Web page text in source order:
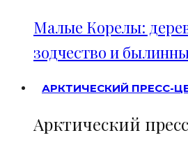
Малые Корелы:
зодчество и
АРКТИЧЕСКИЙ ПРЕСС-
Арктический